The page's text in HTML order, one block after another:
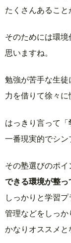
たくさんあること
そのためには環
思いますね。
勉強が苦手な生
力を借りて徐々に
はっきり言って「
一番現実的でシン
その塾選びのポ
できる環境が整っ
しっかりと学習
管理などをしっ
かなりオススメと